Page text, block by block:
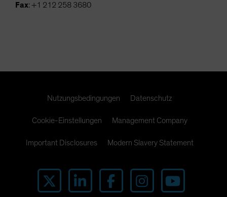
Fax: +1 212 258 3680
Nutzungsbedingungen Datenschutz
Cookie-Einstellungen Management Company
Important Disclosures Modern Slavery Statement